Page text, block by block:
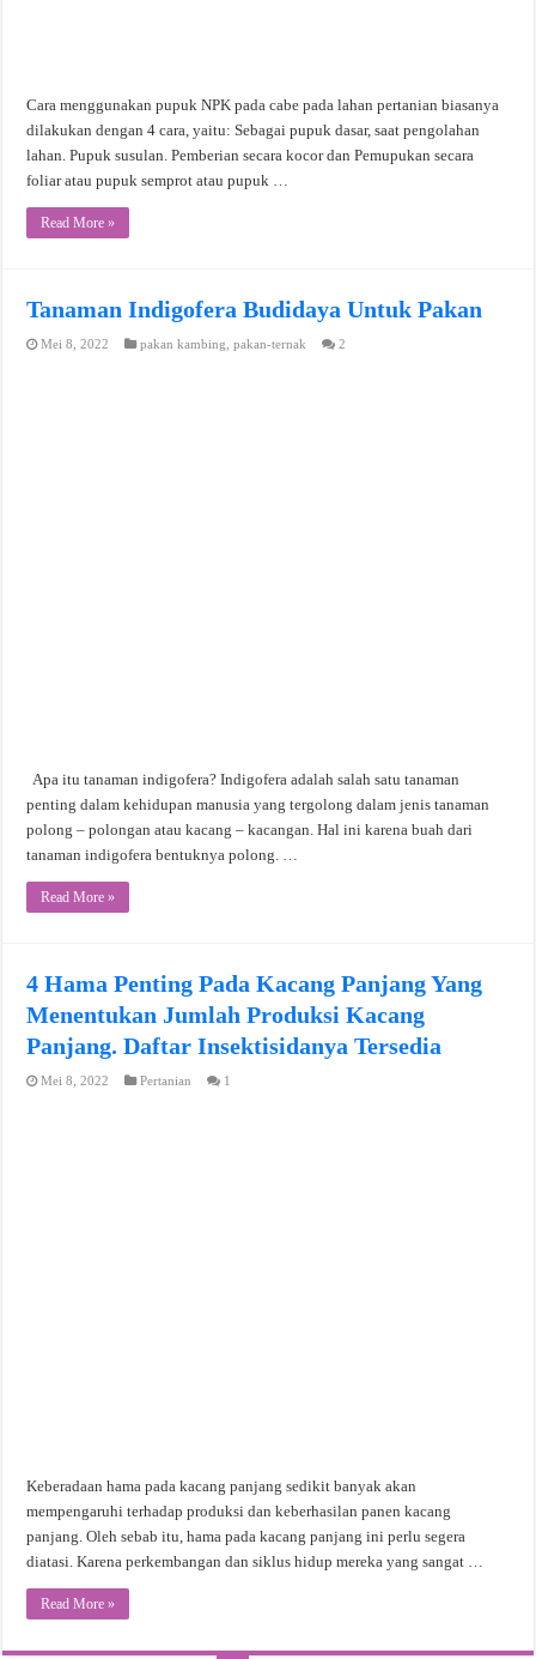
Cara menggunakan pupuk NPK pada cabe pada lahan pertanian biasanya
dilakukan dengan 4 cara, yaitu: Sebagai pupuk dasar, saat pengolahan
lahan. Pupuk susulan. Pemberian secara kocor dan Pemupukan secara
foliar atau pupuk semprot atau pupuk …
Read More »
Tanaman Indigofera Budidaya Untuk Pakan
Mei 8, 2022 pakan kambing ,pakan-ternak 2
Apa itu tanaman indigofera? Indigofera adalah salah satu tanaman
penting dalam kehidupan manusia yang tergolong dalam jenis tanaman
polong – polongan atau kacang – kacangan. Hal ini karena buah dari
tanaman indigofera bentuknya polong. …
Read More »
4 Hama Penting Pada Kacang Panjang Yang
Menentukan Jumlah Produksi Kacang
Panjang. Daftar Insektisidanya Tersedia
Mei 8, 2022 Pertanian 1
Keberadaan hama pada kacang panjang sedikit banyak akan
mempengaruhi terhadap produksi dan keberhasilan panen kacang
panjang. Oleh sebab itu, hama pada kacang panjang ini perlu segera
diatasi. Karena perkembangan dan siklus hidup mereka yang sangat …
Read More »